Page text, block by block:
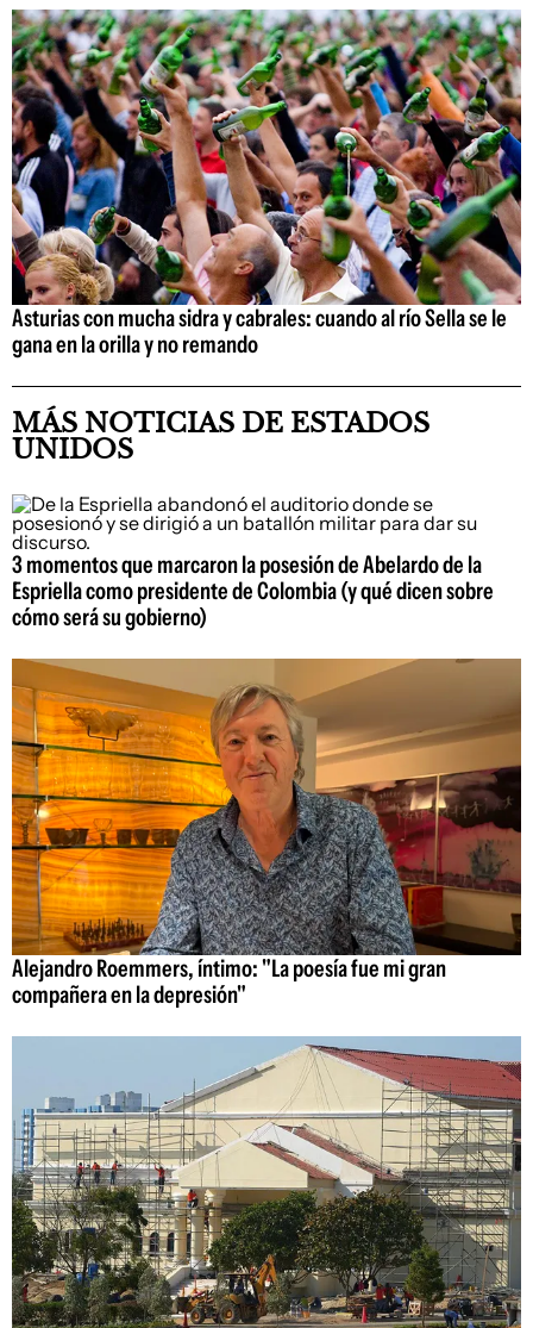
Asturias con mucha sidra y cabrales: cuando al río Sella se le
gana en la orilla y no remando
MÁS NOTICIAS DE ESTADOS
UNIDOS
3 momentos que marcaron la posesión de Abelardo de la
Espriella como presidente de Colombia (y qué dicen sobre
cómo será su gobierno)
Alejandro Roemmers, íntimo: "La poesía fue mi gran
compañera en la depresión"